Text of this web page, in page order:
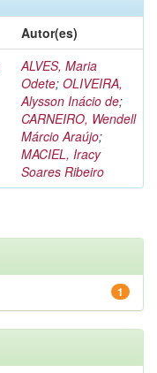
Autor(es)
ALVES, Maria
Odete; OLIVEIRA,
Alysson Inácio de;
CARNEIRO, Wendell
Márcio Araújo;
MACIEL, Iracy
Soares Ribeiro
1